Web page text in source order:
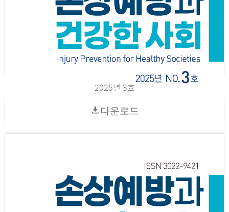
2025년 3호
다운로드